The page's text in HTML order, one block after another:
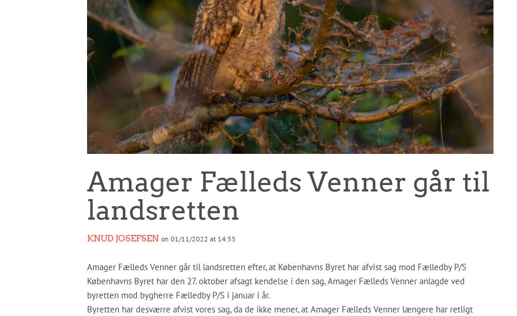
Amager Fælleds Venner går til
landsretten
KNUD JOSEFSEN on 01/11/2022 at 14:55
Amager Fælleds Venner går til landsretten efter, at Københavns Byret har afvist sag mod Fælledby P/S
Københavns Byret har den 27. oktober afsagt kendelse i den sag, Amager Fælleds Venner anlagde ved
byretten mod bygherre Fælledby P/S i januar i år.
Byretten har desværre afvist vores sag, da de ikke mener, at Amager Fælleds Venner længere har retligt